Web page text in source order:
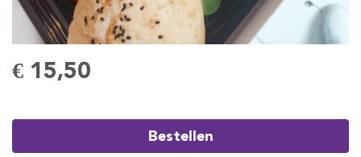
€ 15,50
Bestellen